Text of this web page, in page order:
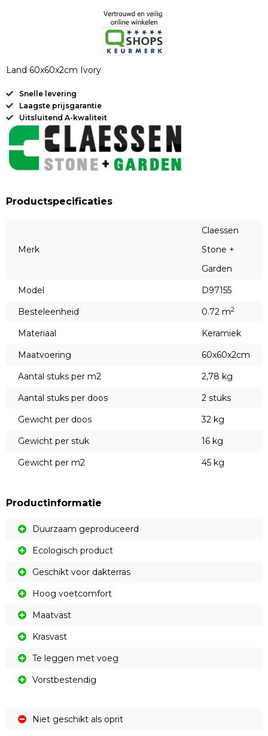
Land 60x60x2cm Ivory
Snelle levering
Laagste prijsgarantie
Uitsluitend A-kwaliteit
Productspecificaties
Merk
Claessen
Stone +
Garden
Model
D97155
Besteleenheid
0.72 m2
Materiaal
Keramiek
Maatvoering
60x60x2cm
Aantal stuks per m2
2,78 kg
Aantal stuks per doos
2 stuks
Gewicht per doos
32 kg
Gewicht per stuk
16 kg
Gewicht per m2
45 kg
Productinformatie
Duurzaam geproduceerd
Ecologisch product
Geschikt voor dakterras
Hoog voetcomfort
Maatvast
Krasvast
Te leggen met voeg
Vorstbestendig
Niet geschikt als oprit